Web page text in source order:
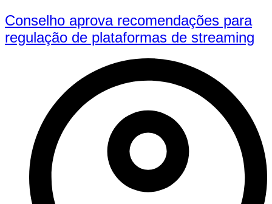
Conselho aprova recomendações para
regulação de plataformas de streaming